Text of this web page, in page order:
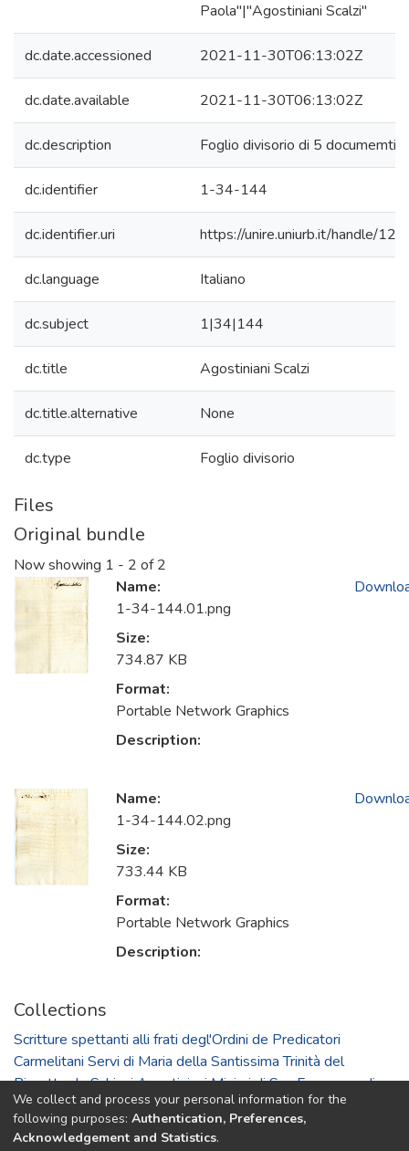
Paola"|"Agostiniani Scalzi"
dc.date.accessioned 2021-11-30T06:13:02Z
dc.date.available 2021-11-30T06:13:02Z
dc.description Foglio divisorio di 5 documemti
dc.identifier 1-34-144
dc.identifier.uri https://unire.uniurb.it/handle/
dc.language Italiano
dc.subject 1|34|144
dc.title Agostiniani Scalzi
dc.title.alternative None
dc.type Foglio divisorio
Files
Original bundle
Now showing 1 - 2 of 2
Name:
1-34-144.01.png
Size:
734.87 KB
Format:
Portable Network Graphics
Description:
Name:
1-34-144.02.png
Size:
733.44 KB
Format:
Portable Network Graphics
Description:
Collections
Scritture spettanti alli frati degl'Ordini de Predicatori
Carmelitani Servi di Maria della Santissima Trinità del
Riscatto de Schiavi Agostiniani Minimi di San Francesco di
Paola"
We collect and process your personal information for the
following purposes: Authentication, Preferences,
Acknowledgement and Statistics.